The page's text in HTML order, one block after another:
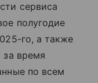
сервиса
полугодие
го, а также
за время
по всем